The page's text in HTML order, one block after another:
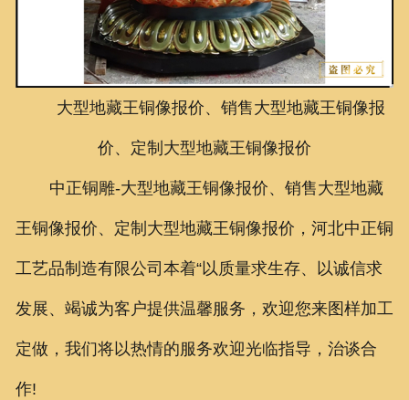
联系我们
大型地藏王铜像报价、销售大型地藏王铜像报
价、定制 大型地藏王铜像报价
中正铜雕-大型地藏王铜像报价、销售大型地藏
王铜像报价、定制大型地藏王铜像报价 ，河北中正铜
工艺品制造有限公司本着“以质量求生存、以诚信求
发展、竭诚为客户提供温馨服务，欢迎您来图样加工
定做，我们将以热情的服务欢迎光临指导，治谈合
作!